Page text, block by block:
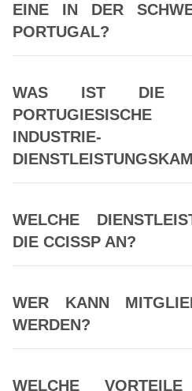
EINE IN DER
PORTUGAL?
WAS IST DIE
WELCHE
DIE CCISSP AN?
WER KANN
WERDEN?
WELCHE